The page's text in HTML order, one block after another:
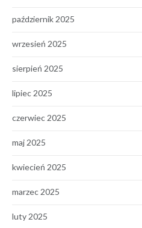
październik 2025
wrzesień 2025
sierpień 2025
lipiec 2025
czerwiec 2025
maj 2025
kwiecień 2025
marzec 2025
luty 2025